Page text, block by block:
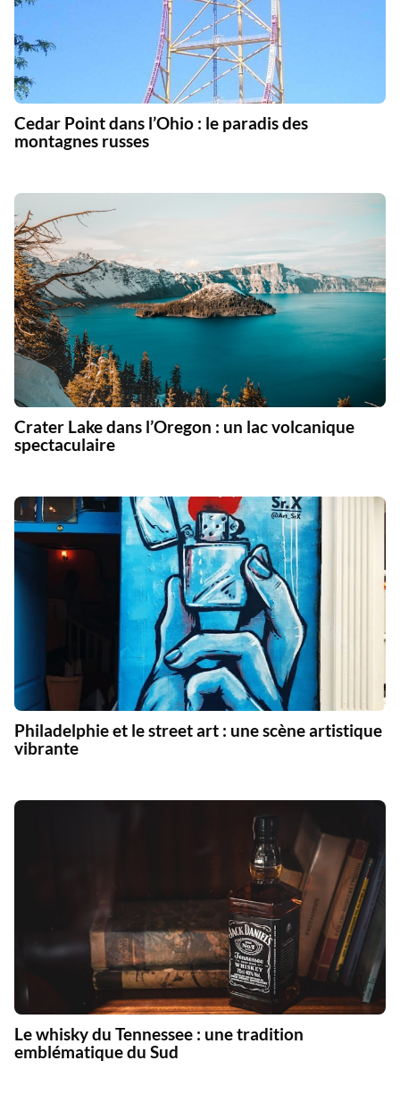
Cedar Point dans l’Ohio : le paradis des
montagnes russes
Crater Lake dans l’Oregon : un lac volcanique
spectaculaire
Philadelphie et le street art : une scène artistique
vibrante
Le whisky du Tennessee : une tradition
emblématique du Sud